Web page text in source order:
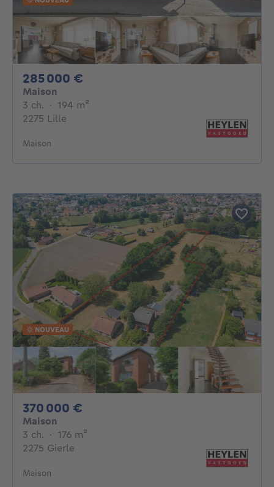
285 000 €
Maison
3 ch. 3 chambres
· 194 m²
2275 Lille
Maison
NOUVEAU
370 000 €
Maison
3 ch. 3 chambres
· 176 m²
2275 Gierle
Maison